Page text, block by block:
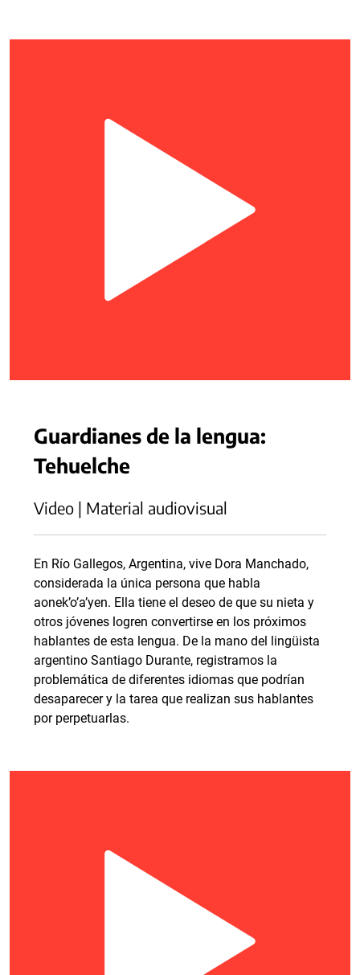
Guardianes de la lengua:
Tehuelche
Video | Material audiovisual
En Río Gallegos, Argentina, vive Dora Manchado,
considerada la única persona que habla
aonek’o’a’yen. Ella tiene el deseo de que su nieta y
otros jóvenes logren convertirse en los próximos
hablantes de esta lengua. De la mano del lingüista
argentino Santiago Durante, registramos la
problemática de diferentes idiomas que podrían
desaparecer y la tarea que realizan sus hablantes
por perpetuarlas.